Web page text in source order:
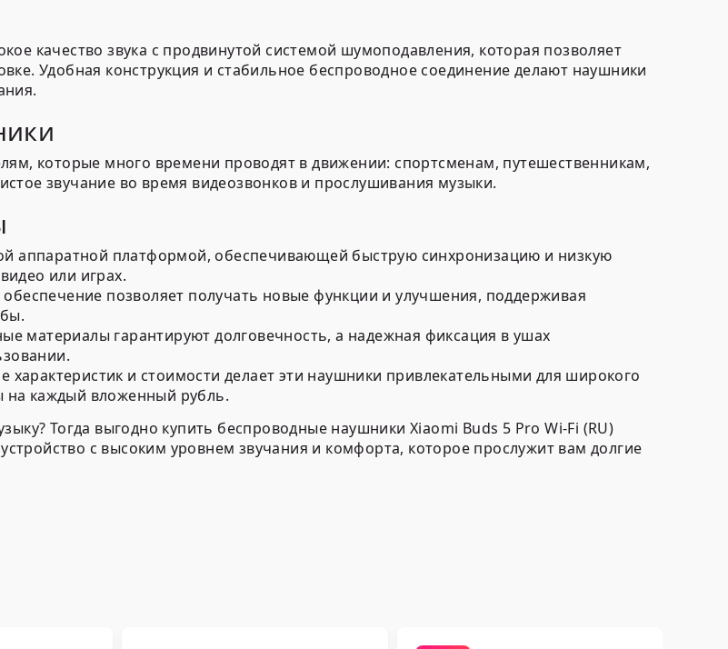
качество звука с продвинутой системой шумоподавления, которая позволяет
Удобная конструкция и стабильное беспроводное соединение делают наушники
которые много времени проводят в движении: спортсменам, путешественникам,
звучание во время видеозвонков и прослушивания музыки.
аппаратной платформой, обеспечивающей быструю синхронизацию и низкую
или играх.
позволяет получать новые функции и улучшения, поддерживая
материалы гарантируют долговечность, а надежная фиксация в ушах
характеристик и стоимости делает эти наушники привлекательными для широкого
на каждый вложенный рубль.
Тогда выгодно купить беспроводные наушники Xiaomi Buds 5 Pro Wi-Fi (RU)
с высоким уровнем звучания и комфорта, которое прослужит вам долгие